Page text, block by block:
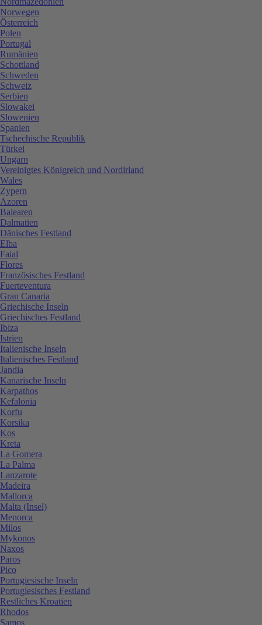
Norwegen
Österreich
Polen
Portugal
Rumänien
Schottland
Schweden
Schweiz
Serbien
Slowakei
Slowenien
Spanien
Tschechische Republik
Türkei
Ungarn
Vereinigtes Königreich und Nordirland
Wales
Zypern
Azoren
Balearen
Dalmatien
Dänisches Festland
Elba
Faial
Flores
Französisches Festland
Fuerteventura
Gran Canaria
Griechische Inseln
Griechisches Festland
Ibiza
Istrien
Italienische Inseln
Italienisches Festland
Jandia
Kanarische Inseln
Karpathos
Kefalonia
Korfu
Korsika
Kos
Kreta
La Gomera
La Palma
Lanzarote
Madeira
Mallorca
Malta (Insel)
Menorca
Milos
Mykonos
Naxos
Paros
Pico
Portugiesische Inseln
Portugiesisches Festland
Restliches Kroatien
Rhodos
Samos